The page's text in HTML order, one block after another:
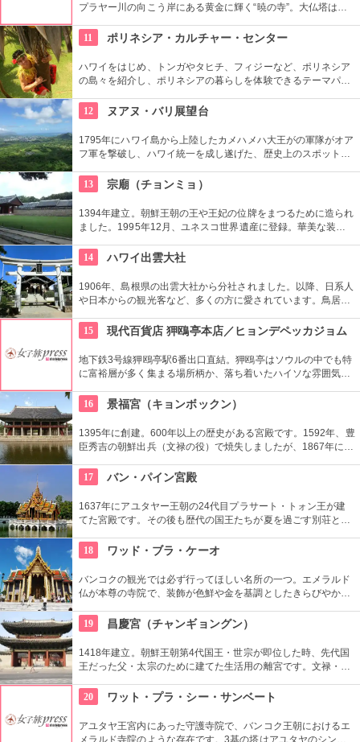
プラヤー川の向こう岸にある黄金に輝く“暁の寺”。大仏塔は、
「ターティアン船着場」から渡し舟に乗るのが便利。塔の上か
らの眺めも美しい。
11 ポリネシア・カルチャー・センター
ハワイをはじめ、トンガやタヒチ、フィジーなど、ポリネシア
の島々を紹介し、ポリネシアの暮らしを体験できるテーマパー
の体験ができます。半日かけてじっくり楽しめます。
12 ヌアヌ・バリ展望台
1795年にハワイ島から上陸したカメハメハ大王がの軍隊がオア
フ軍を撃破し、ハワイ統一を成し遂げた、歴史上のスポットで
から広がる絶景は感動モノ。海から吹く風は強烈です。
13 宗廟（チョンミョ）
1394年建立。朝鮮王朝の王や王妃の位牌をまつるために造られ
ました。1995年12月、ユネスコ世界遺産に登録。華美な装飾
強く出ているもの。西洋でも見られない珍しいものです。
14 ハワイ出雲大社
1906年、島根県の出雲大社から分社されました。以降、日系人
や日本からの観光客など、多くの方に愛されています。鳥居や
りそう。日本とハワイで2度お祈りされたお守りも好評です。
15 現代百貨店 狎鴎亭本店／ヒョンデペッカジョム
地下鉄3号線狎鴎亭駅6番出口直結。狎鴎亭はソウルの中でも特
に富裕層が多く集まる場所柄か、落ち着いたハイソな雰囲気が
国デリや世界中のスイーツも充実しています。
16 景福宮（キョンボックン）
1395年に創建。600年以上の歴史がある宮殿です。1592年、豊
臣秀吉の朝鮮出兵（文禄の役）で焼失しましたが、1867年に再
重ねましたが、もとの姿に戻そうという動きが現在まで続いて
います。
17 バン・パイン宮殿
1637年にアユタヤー王朝の24代目プラサート・トォン王が建
てた宮殿です。その後も歴代の国王たちが夏を過ごす別荘とし
の美しい庭園も見所です。
18 ワッド・ブラ・ケーオ
バンコクの観光では必ず行ってほしい名所の一つ。エメラルド
仏が本尊の寺院で、装飾が色鮮や金を基調としたきらびやかな
料が高いこと、いつ行っても人が多のが残念だが、是非一度足
を運んで欲しい。
19 昌慶宮（チャンギョングン）
1418年建立。朝鮮王朝第4代国王・世宗が即位した時、先代国
王だった父・太宗のために建てた生活用の離宮です。文禄・慶
然に囲まれた環境の中にあり、鮮やかな赤い柱の建物が印象的
です。
20 ワット・プラ・シー・サンベート
アユタヤ王宮内にあった守護寺院で、バンコク王朝におけるエ
メラルド寺院のような存在です。3基の塔はアユタヤのシンボ